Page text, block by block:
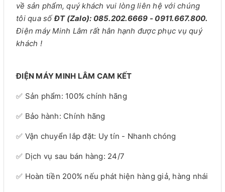
về sản phẩm, quý khách vui lòng liên hệ với chúng
tôi qua sốĐT (Zalo): 085.202.6669 - 0911.667.800.
Điện máy Minh Lâm rất hân hạnh được phục vụ quý
khách !
ĐIỆN MÁY MINH LÂM CAM KẾT
✅ Sản phẩm: 100% chính hãng
✅ Bảo hành: Chính hãng
✅ Vận chuyển lắp đặt: Uy tín - Nhanh chóng
✅ Dịch vụ sau bán hàng: 24/7
✅ Hoàn tiền 200% nếu phát hiện hàng giả, hàng nhái